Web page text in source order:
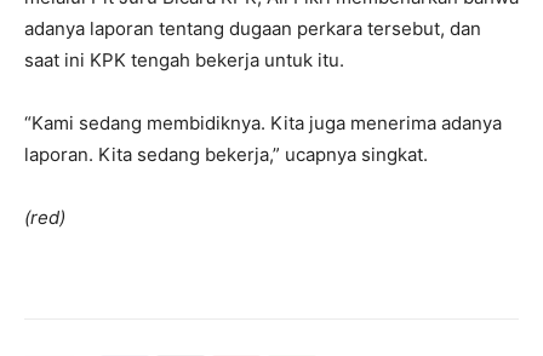
adanya laporan tentang dugaan perkara tersebut, dan
saat ini KPK tengah bekerja untuk itu.
“Kami sedang membidiknya. Kita juga menerima adanya
laporan. Kita sedang bekerja,” ucapnya singkat.
(red)